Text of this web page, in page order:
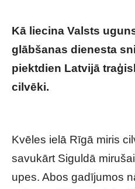
Kā liecina Valsts
glābšanas dienesta
piektdien Latvijā
cilvēki.
Kvēles ielā Rīgā miris
savukārt Siguldā
upes. Abos gadījumos